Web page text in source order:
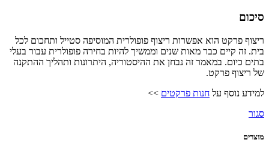
סיכום
ריצוף פרקט הוא אפשרות ריצוף פופולרית המוסיפה סטייל ותחכום לכל
בית. זה קיים כבר מאות שנים וממשיך להיות בחירה פופולרית עבור בעלי
בתים כיום. במאמר זה נבחן את ההיסטוריה, היתרונות ותהליך ההתקנה
של ריצוף פרקט.
למידע נוסף על חנות פרקטים >>
סגור
מוצרים